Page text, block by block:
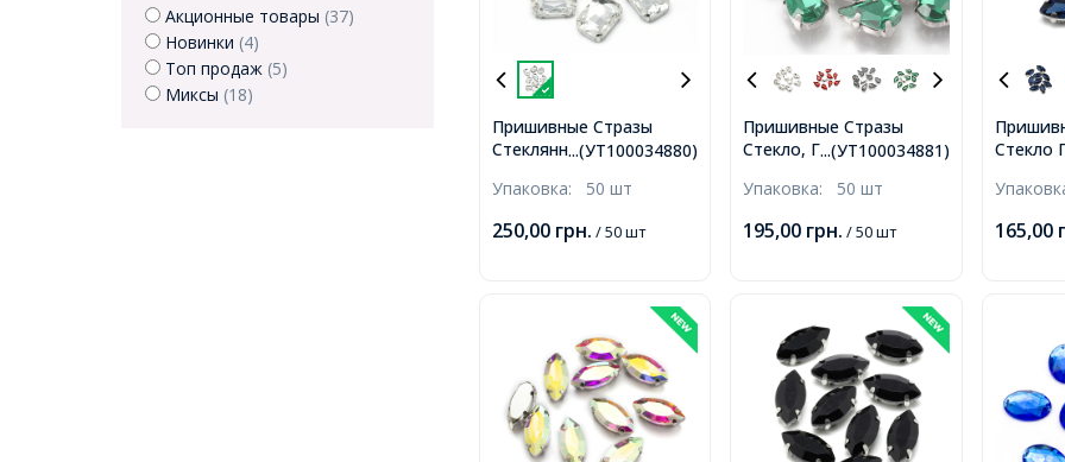
Акционные товары (37)
Новинки (4)
Топ продаж (5)
Миксы (18)
...(УТ100034880)
Пришивные Стразы
Стеклянные
Латунь, Бесцветные,
0.8-1мм,
Упаковка: 50 шт
250,00 грн. / 50 шт
...(УТ100034881)
Пришивные Стразы
Стекло, Горный
Латунь Платина, Капля,
12.5х8х5мм, Отв 0.8-
Упаковка: 50 шт
195,00 грн. / 50 шт
Стекло
Латунь,
165,00